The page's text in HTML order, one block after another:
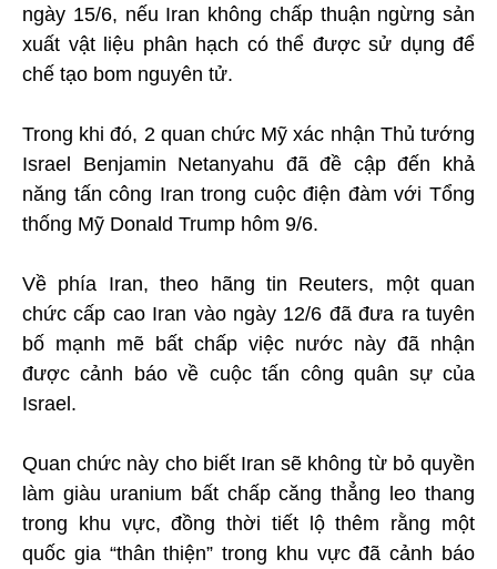
ngày 15/6, nếu Iran không chấp thuận ngừng sản
xuất vật liệu phân hạch có thể được sử dụng để
chế tạo bom nguyên tử.
Trong khi đó, 2 quan chức Mỹ xác nhận Thủ tướng
Israel Benjamin Netanyahu đã đề cập đến khả
năng tấn công Iran trong cuộc điện đàm với Tổng
thống Mỹ Donald Trump hôm 9/6.
Về phía Iran, theo hãng tin Reuters, một quan
chức cấp cao Iran vào ngày 12/6 đã đưa ra tuyên
bố mạnh mẽ bất chấp việc nước này đã nhận
được cảnh báo về cuộc tấn công quân sự của
Israel.
Quan chức này cho biết Iran sẽ không từ bỏ quyền
làm giàu uranium bất chấp căng thẳng leo thang
trong khu vực, đồng thời tiết lộ thêm rằng một
quốc gia “thân thiện” trong khu vực đã cảnh báo